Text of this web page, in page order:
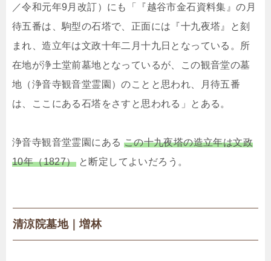
／令和元年9月改訂）にも「『越谷市金石資料集』の月
待五番は、駒型の石塔で、正面には『十九夜塔』と刻
まれ、造立年は文政十年二月十九日となっている。所
在地が浄土堂前墓地となっているが、この観音堂の墓
地（浄音寺観音堂霊園）のことと思われ、月待五番
は、ここにある石塔をさすと思われる」とある。
浄音寺観音堂霊園にある この十九夜塔の造立年は文政
10年（1827）と断定してよいだろう。
清涼院墓地｜増林